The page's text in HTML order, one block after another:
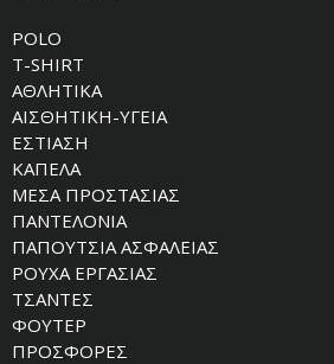
POLO
T-SHIRT
ΑΘΛΗΤΙΚΑ
ΑΙΣΘΗΤΙΚΗ-ΥΓΕΙΑ
ΕΣΤΙΑΣΗ
ΚΑΠΕΛΑ
ΜΕΣΑ ΠΡΟΣΤΑΣΙΑΣ
ΠΑΝΤΕΛΟΝΙΑ
ΠΑΠΟΥΤΣΙΑ ΑΣΦΑΛΕΙΑΣ
ΡΟΥΧΑ ΕΡΓΑΣΙΑΣ
ΤΣΑΝΤΕΣ
ΦΟΥΤΕΡ
ΠΡΟΣΦΟΡΕΣ